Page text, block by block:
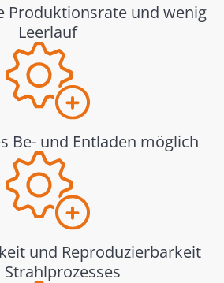
Produktionsrate und wenig
Leerlauf
Be- und Entladen möglich
und Reproduzierbarkeit
Strahlprozesses